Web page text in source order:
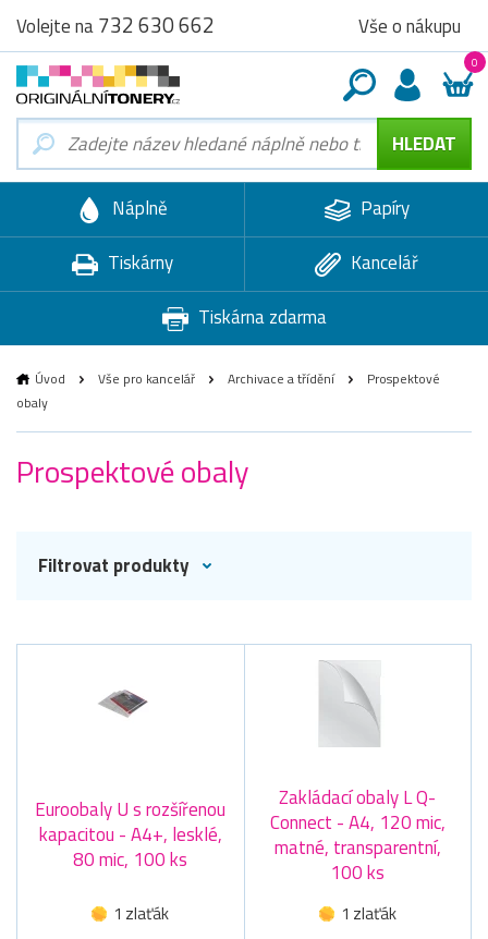
Volejte na732 630 662 Vše o nákupu
0
Náplně
Papíry
Tiskárny
Kancelář
Tiskárna zdarma
Úvod Vše pro kancelář Archivace a třídění
Prospektové
obaly
Prospektové obaly
Filtrovat produkty
Euroobaly U s rozšířenou
kapacitou - A4+, lesklé,
80 mic, 100 ks
1 zlaťák
Zakládací obaly L Q-
Connect - A4, 120 mic,
matné, transparentní,
100 ks
1 zlaťák